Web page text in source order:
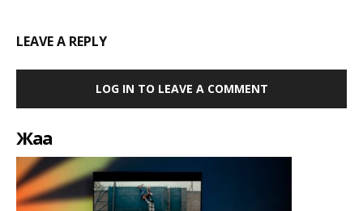
LEAVE A REPLY
LOG IN TO LEAVE A COMMENT
Жаңа